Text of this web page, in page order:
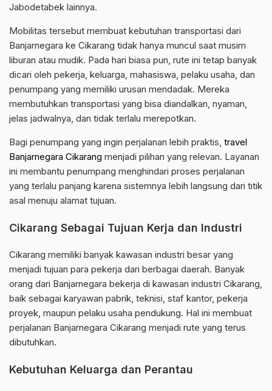
Jabodetabek lainnya.
Mobilitas tersebut membuat kebutuhan transportasi dari
Banjarnegara ke Cikarang tidak hanya muncul saat musim
liburan atau mudik. Pada hari biasa pun, rute ini tetap banyak
dicari oleh pekerja, keluarga, mahasiswa, pelaku usaha, dan
penumpang yang memiliki urusan mendadak. Mereka
membutuhkan transportasi yang bisa diandalkan, nyaman,
jelas jadwalnya, dan tidak terlalu merepotkan.
Bagi penumpang yang ingin perjalanan lebih praktis, travel
Banjarnegara Cikarang menjadi pilihan yang relevan. Layanan
ini membantu penumpang menghindari proses perjalanan
yang terlalu panjang karena sistemnya lebih langsung dari titik
asal menuju alamat tujuan.
Cikarang Sebagai Tujuan Kerja dan Industri
Cikarang memiliki banyak kawasan industri besar yang
menjadi tujuan para pekerja dari berbagai daerah. Banyak
orang dari Banjarnegara bekerja di kawasan industri Cikarang,
baik sebagai karyawan pabrik, teknisi, staf kantor, pekerja
proyek, maupun pelaku usaha pendukung. Hal ini membuat
perjalanan Banjarnegara Cikarang menjadi rute yang terus
dibutuhkan.
Kebutuhan Keluarga dan Perantau